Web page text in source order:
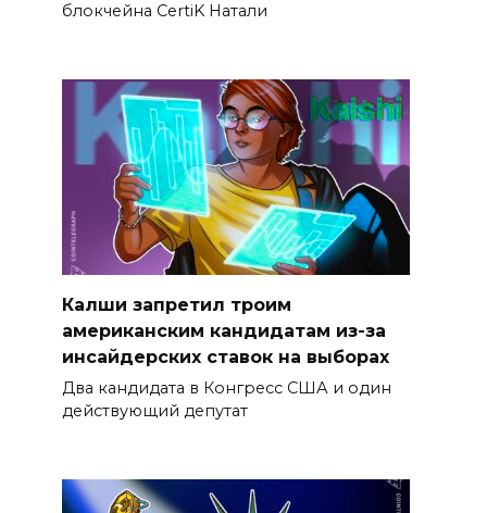
блокчейна CertiK Натали
Калши запретил троим
американским кандидатам из-за
инсайдерских ставок на выборах
Два кандидата в Конгресс США и один
действующий депутат